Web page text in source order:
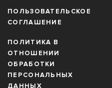
ПОЛЬЗОВАТЕЛЬСКОЕ
СОГЛАШЕНИЕ
ПОЛИТИКА В
ОТНОШЕНИИ
ОБРАБОТКИ
ПЕРСОНАЛЬНЫХ
ДАННЫХ